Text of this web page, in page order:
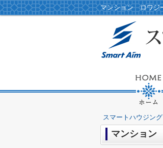
スマートハウジング
マンショ